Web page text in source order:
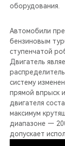
оборудования.
Автомобили
бензиновым
ступенчатой
Двигатель
систему
прямой впрыск
двигателя
максимум
диапазоне —
допускает